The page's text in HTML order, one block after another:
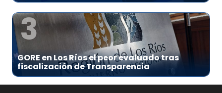
3
GORE en Los Ríos el peor evaluado tras
fiscalización de Transparencia